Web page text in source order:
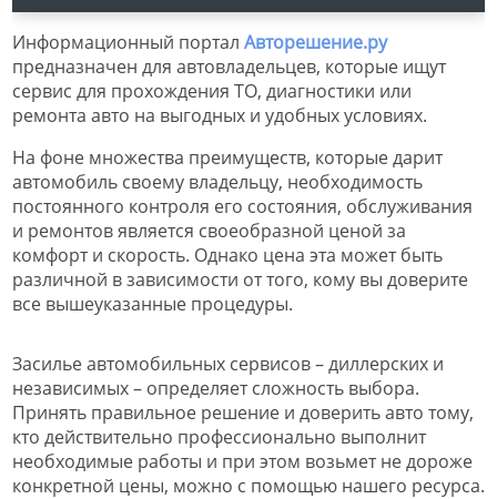
Информационный портал Авторешение.ру
предназначен для автовладельцев, которые ищут
сервис для прохождения ТО, диагностики или
ремонта авто на выгодных и удобных условиях.
На фоне множества преимуществ, которые дарит
автомобиль своему владельцу, необходимость
постоянного контроля его состояния, обслуживания
и ремонтов является своеобразной ценой за
комфорт и скорость. Однако цена эта может быть
различной в зависимости от того, кому вы доверите
все вышеуказанные процедуры.
Засилье автомобильных сервисов – диллерских и
независимых – определяет сложность выбора.
Принять правильное решение и доверить авто тому,
кто действительно профессионально выполнит
необходимые работы и при этом возьмет не дороже
конкретной цены, можно с помощью нашего ресурса.